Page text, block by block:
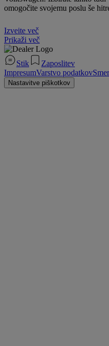
omogočite svojemu poslu še
Izveite več
Prikaži več
Stik
Zaposlitev
ImpresumVarstvo podatkov
Nastavitve piškotkov